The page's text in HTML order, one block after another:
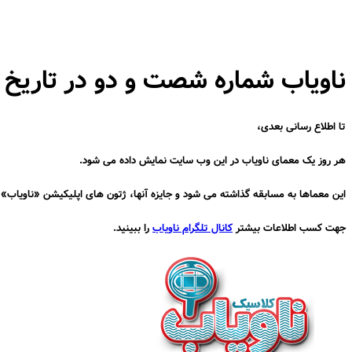
ناویاب شماره شصت و دو در تاریخ ۹۶/۲/۲۷
تا اطلاع رسانی بعدی،
هر روز یک معمای ناویاب در این وب سایت نمایش داده می شود.
این معماها به مسابقه گذاشته می شود و جایزه آنها، ژتون های اپلیکیشن
جهت کسب اطلاعات بیشترکانال تلگرام ناویابرا ببینید.